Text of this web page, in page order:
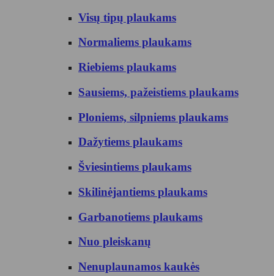
Visų tipų plaukams
Normaliems plaukams
Riebiems plaukams
Sausiems, pažeistiems plaukams
Ploniems, silpniems plaukams
Dažytiems plaukams
Šviesintiems plaukams
Skilinėjantiems plaukams
Garbanotiems plaukams
Nuo pleiskanų
Nenuplaunamos kaukės